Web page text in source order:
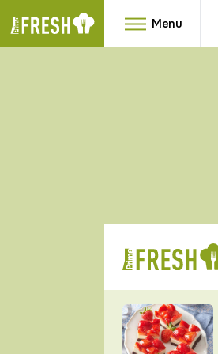
Menu
RYCHLOVKY